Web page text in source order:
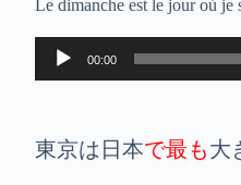
Le dimanche est le jour où je
Lecteur
audio
00:00
東京は日本で最も大